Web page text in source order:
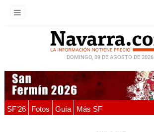
DOMINGO, 09 DE AGOSTO DE 2026
SF'26 Fotos Guía Más SF